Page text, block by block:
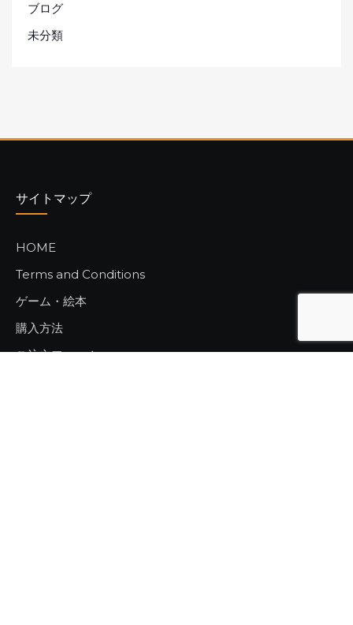
ブログ
未分類
サイトマップ
HOME
Terms and Conditions
ゲーム・絵本
購入方法
ご注文フォーム